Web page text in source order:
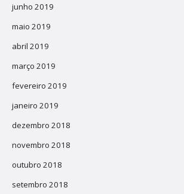
junho 2019
maio 2019
abril 2019
março 2019
fevereiro 2019
janeiro 2019
dezembro 2018
novembro 2018
outubro 2018
setembro 2018